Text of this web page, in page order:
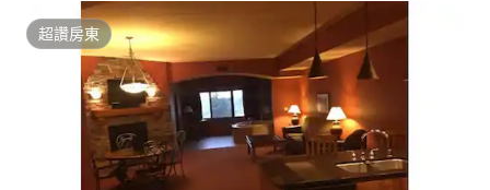
超讚房東
超讚房東